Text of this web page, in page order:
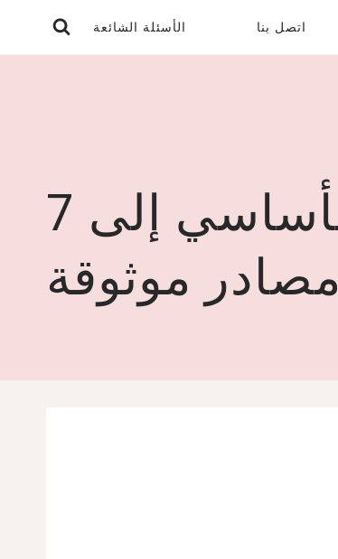
اتصل بنا الأسئلة الشائعة
أين تشتري عقد اللؤلؤ الحقيقي: دليلك الأساسي إلى 7
مصادر موثوقة